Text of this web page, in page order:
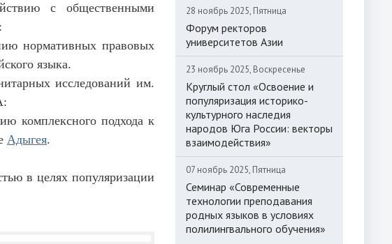
с общественными
нормативных правовых
языка.
исследований им.
комплексного подхода к
Адыгея.
в целях популяризации
28 ноябрь 2025, Пятница
Форум ректоров
университетов Азии
23 ноябрь 2025, Воскресенье
Круглый стол «Освоение и
популяризация историко-
культурного наследия
народов Юга России: векторы
взаимодействия»
07 ноябрь 2025, Пятница
Семинар «Современные
технологии преподавания
родных языков в условиях
полилингвального обучения»